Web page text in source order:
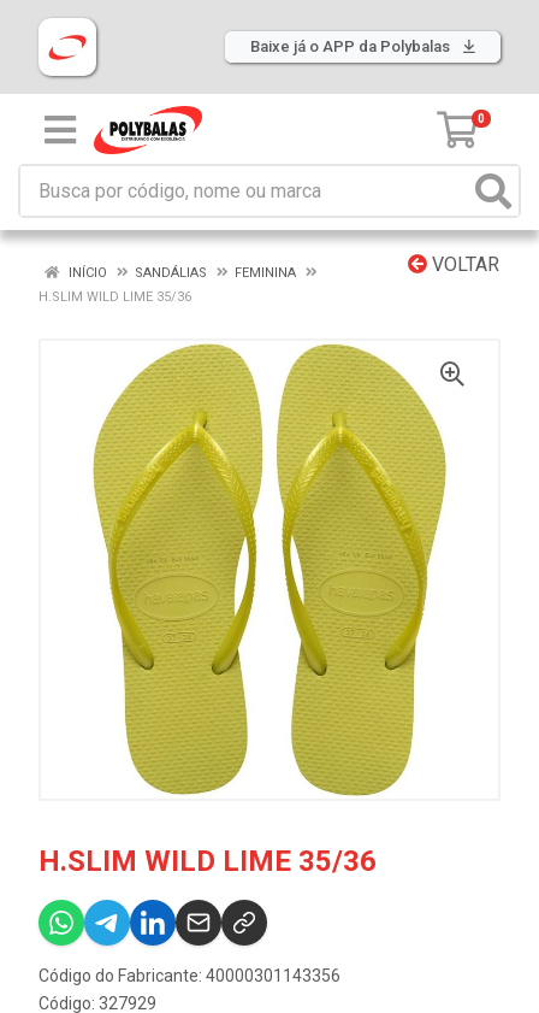
Baixe já o APP da Polybalas
0
VOLTAR
INÍCIO SANDÁLIAS
FEMININA
H.SLIM WILD LIME 35/36
H.SLIM WILD LIME 35/36
Código do Fabricante: 40000301143356
Código: 327929